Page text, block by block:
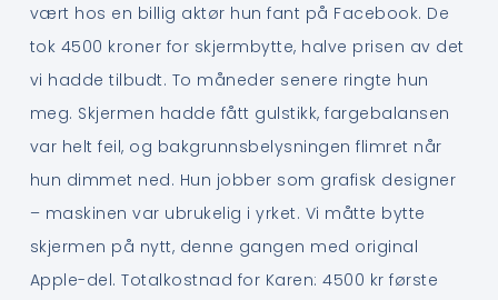
vært hos en billig aktør hun fant på Facebook. De
tok 4500 kroner for skjermbytte, halve prisen av det
vi hadde tilbudt. To måneder senere ringte hun
meg. Skjermen hadde fått gulstikk, fargebalansen
var helt feil, og bakgrunnsbelysningen flimret når
hun dimmet ned. Hun jobber som grafisk designer
– maskinen var ubrukelig i yrket. Vi måtte bytte
skjermen på nytt, denne gangen med original
Apple-del. Totalkostnad for Karen: 4500 kr første